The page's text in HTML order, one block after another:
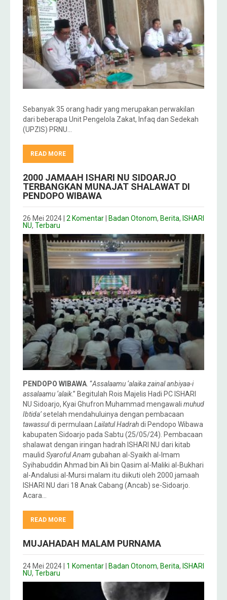
Sebanyak 35 orang hadir yang merupakan perwakilan
dari beberapa Unit Pengelola Zakat, Infaq dan Sedekah
(UPZIS) PRNU…
READ MORE
2000 JAMAAH ISHARI NU SIDOARJO
TERBANGKAN MUNAJAT SHALAWAT DI
PENDOPO WIBAWA
26 Mei 2024 2 Komentar Badan Otonom, Berita, ISHARI
NU, Terbaru
PENDOPO WIBAWA. “Assalaamu ‘alaika zainal anbiyaa-i
assalaamu ‘alaik.” Begitulah Rois Majelis Hadi PC ISHARI
NU Sidoarjo, Kyai Ghufron Muhammad mengawali muhud
Ibtida’setelah mendahuluinya dengan pembacaan
tawassuldi permulaan Lailatul Hadrahdi Pendopo Wibawa
kabupaten Sidoarjo pada Sabtu (25/05/24). Pembacaan
shalawat dengan iringan hadrah ISHARI NU dari kitab
maulid Syaroful Anam gubahan al-Syaikh al-Imam
Syihabuddin Ahmad bin Ali bin Qasim al-Maliki al-Bukhari
al-Andalusi al-Mursi malam itu diikuti oleh 2000 jamaah
ISHARI NU dari 18 Anak Cabang (Ancab) se-Sidoarjo.
Acara…
READ MORE
MUJAHADAH MALAM PURNAMA
24 Mei 2024 1 Komentar Badan Otonom, Berita, ISHARI
NU, Terbaru